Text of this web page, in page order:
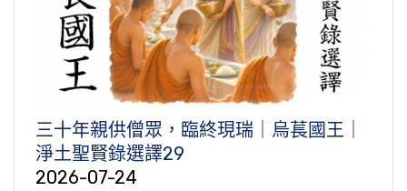
三十年親供僧眾，臨終現瑞｜烏萇國王｜
淨土聖賢錄選譯29
2026-07-24